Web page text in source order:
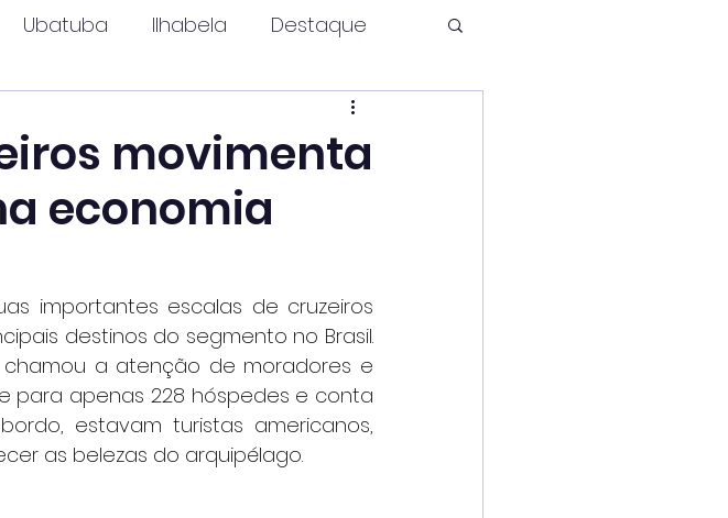
Ubatuba Ilhabela Destaque
movimenta
economia
importantes escalas de cruzeiros
destinos do segmento no Brasil.
chamou a atenção de moradores e
para apenas 228 hóspedes e conta
estavam turistas americanos,
as belezas do arquipélago.